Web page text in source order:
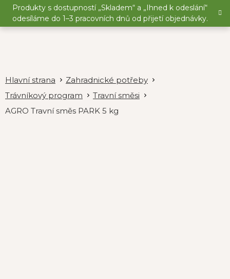
Přejít
obsah
Produkty s dostupností „Skladem“ a „Ihned k odeslání“
odesíláme do 1–3 pracovních dnů od přijetí objednávky.
Zahradnické potřeby
Trávníkový program
Travní směsi
AGRO Travní směs PARK 5 kg